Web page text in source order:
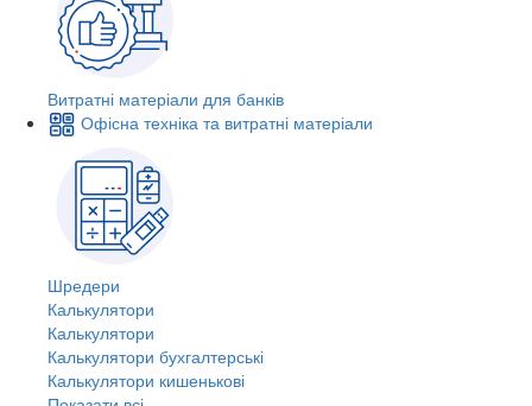
Витратні матеріали для банків
Офісна техніка та витратні матеріали
Шредери
Калькулятори
Калькулятори
Калькулятори бухгалтерські
Калькулятори кишенькові